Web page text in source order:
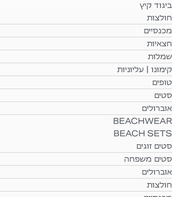
ביגוד קיץ
חולצות
מכנסיים
חצאיות
שמלות
קימונו | עליוניות
טופים
סטים
אוברולים
BEACHWEAR
BEACH SETS
סטים זוגים
סטים משפחה
אוברולים
חולצות